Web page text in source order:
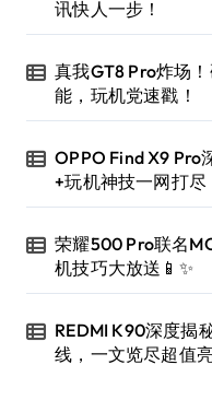
讯快人一步！
真我GT8 Pro炸场
能，玩机党速戳！
OPPO Find X9 Pro
+玩机神技一网打尽
荣耀500 Pro联名
机技巧大放送📱✨
REDMI K90深度揭
线，一文览尽超值亮